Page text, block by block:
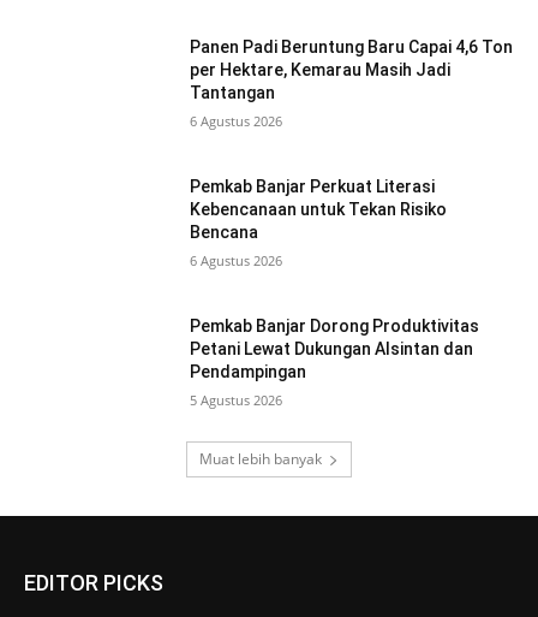
Panen Padi Beruntung Baru Capai 4,6 Ton
per Hektare, Kemarau Masih Jadi
Tantangan
6 Agustus 2026
Pemkab Banjar Perkuat Literasi
Kebencanaan untuk Tekan Risiko
Bencana
6 Agustus 2026
Pemkab Banjar Dorong Produktivitas
Petani Lewat Dukungan Alsintan dan
Pendampingan
5 Agustus 2026
Muat lebih banyak
EDITOR PICKS